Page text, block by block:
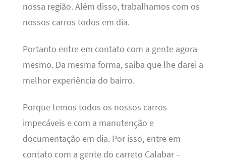
nossa região. Além disso, trabalhamos com os
nossos carros todos em dia.
Portanto entre em contato com a gente agora
mesmo. Da mesma forma, saiba que lhe darei a
melhor experiência do bairro.
Porque temos todos os nossos carros
impecáveis e com a manutenção e
documentação em dia. Por isso, entre em
contato com a gente do carreto Calabar –